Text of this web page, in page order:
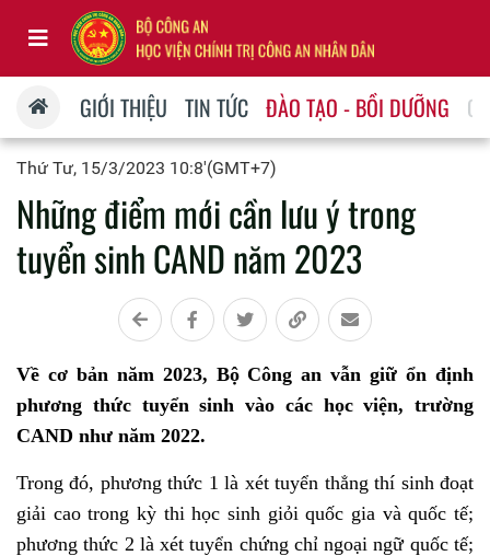
GIỚI THIỆU TIN TỨC ĐÀO TẠO - BỒI DƯỠNG
Thứ Tư, 15/3/2023 10:8'(GMT+7)
Những điểm mới cần lưu ý trong
tuyển sinh CAND năm 2023
Về cơ bản năm 2023, Bộ Công an vẫn giữ ổn định
phương thức tuyển sinh vào các học viện, trường
CAND như năm 2022.
Trong đó, phương thức 1 là xét tuyển thẳng thí sinh đoạt
giải cao trong kỳ thi học sinh giỏi quốc gia và quốc tế;
phương thức 2 là xét tuyển chứng chỉ ngoại ngữ quốc tế;